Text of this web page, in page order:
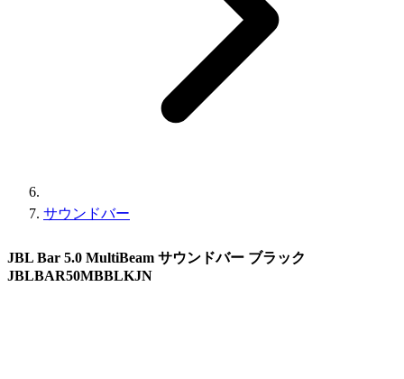
サウンドバー
JBL Bar 5.0 MultiBeam サウンドバー ブラック
JBLBAR50MBBLKJN